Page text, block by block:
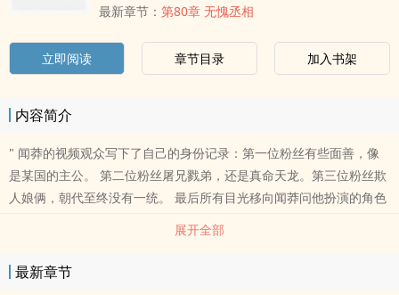
最新章节： 第80章 无愧丞相
立即阅读 章节目录 加入书架
内容简介
" 闻莽的视频观众写下了自己的身份记录：第一位粉丝有些面善，像
是某国的主公。 第二位粉丝屠兄戮弟，还是真命天龙。第三位粉丝欺
人娘俩，朝代至终没有一统。 最后所有目光移向闻莽问他扮演的角色
是什么？闻莽表示我是大富豪、收藏家、鉴定家、投资人。"
展开全部
最新章节